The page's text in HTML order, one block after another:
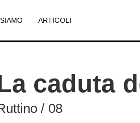
ARTICOLI
caduta
/ 08